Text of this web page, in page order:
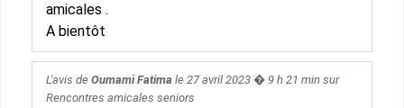
amicales .
A bientôt
L'avis de Oumami Fatima le 27 avril 2023� 9 h 21 min sur
Rencontres amicales seniors